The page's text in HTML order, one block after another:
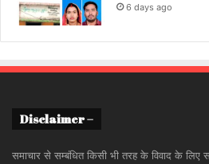
6 days ago
Disclaimer –
समाचार से सम्बंधित किसी भी तरह के विवाद के लिए